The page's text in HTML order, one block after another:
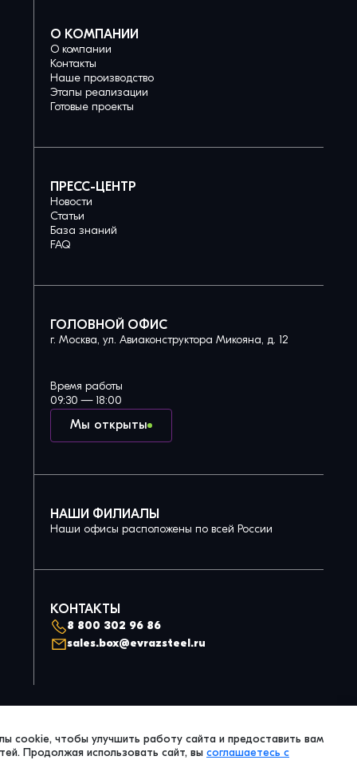
cookie, чтобы улучшить работу сайта и предоставить вам
Продолжая использовать сайт, вы соглашаетесь с
О КОМПАНИИ
О компании
Контакты
Наше производство
Этапы реализации
Готовые проекты
ПРЕСС-ЦЕНТР
Новости
Статьи
База знаний
FAQ
ГОЛОВНОЙ ОФИС
г. Москва, ул. Авиаконструктора Микояна, д. 12
Мы открыты
Время работы
09:30 — 18:00
НАШИ ФИЛИАЛЫ
Наши офисы расположены по всей России
КОНТАКТЫ
8 800 302 96 86
sales.box@evrazsteel.ru
© 2026 Evraz Steel Box. All Right Reserved.